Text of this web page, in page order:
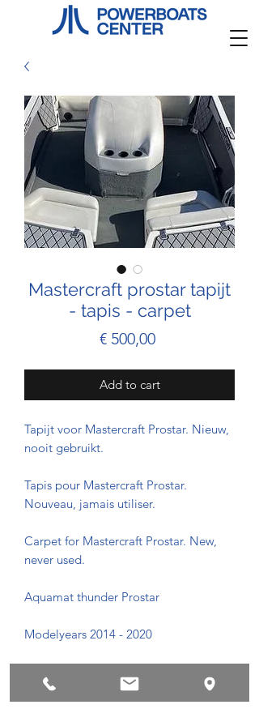
Mastercraft prostar tapijt
- tapis - carpet
€ 500,00Prijs
Add to cart
Tapijt voor Mastercraft Prostar. Nieuw,
nooit gebruikt.
Tapis pour Mastercraft Prostar.
Nouveau, jamais utiliser.
Carpet for Mastercraft Prostar. New,
never used.
Aquamat thunder Prostar
Modelyears 2014 - 2020
Privacyvoorwaarden